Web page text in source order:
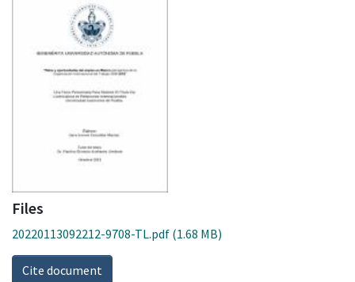
Files
20220113092212-9708-TL.pdf (1.68 MB)
Cite document